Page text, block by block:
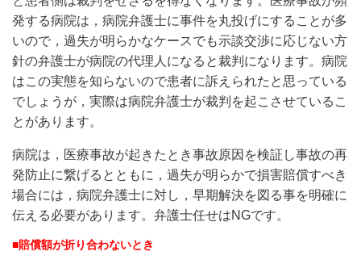
発する病院は，病院弁護士に事件を丸投げにすることが多
いので，過失が明らかなケースでも示談交渉に応じない方
針の弁護士が病院の代理人になると裁判になります。病院
はこの実態を知らないので患者に訴えられたと思っている
でしょうが，実際は病院弁護士が裁判を起こさせているこ
とがあります。
病院は，医療事故が起きたとき事故原因を検証し事故の再
発防止に繋げるとともに，過失が明らかで損害賠償すべき
場合には，病院弁護士に対し，早期解決を図る事を明確に
伝える必要があります。弁護士任せはNGです。
■賠償額が折り合わないとき